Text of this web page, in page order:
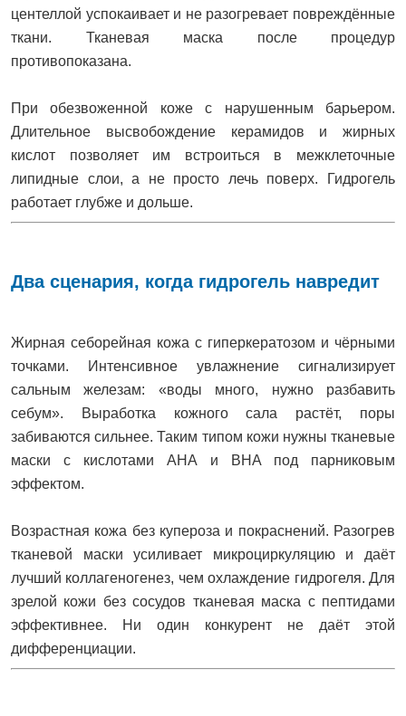
центеллой успокаивает и не разогревает повреждённые
ткани. Тканевая маска после процедур
противопоказана.
При обезвоженной коже с нарушенным барьером.
Длительное высвобождение керамидов и жирных
кислот позволяет им встроиться в межклеточные
липидные слои, а не просто лечь поверх. Гидрогель
работает глубже и дольше.
Два сценария, когда гидрогель навредит
Жирная себорейная кожа с гиперкератозом и чёрными
точками. Интенсивное увлажнение сигнализирует
сальным железам: «воды много, нужно разбавить
себум». Выработка кожного сала растёт, поры
забиваются сильнее. Таким типом кожи нужны тканевые
маски с кислотами AHA и BHA под парниковым
эффектом.
Возрастная кожа без купероза и покраснений. Разогрев
тканевой маски усиливает микроциркуляцию и даёт
лучший коллагеногенез, чем охлаждение гидрогеля. Для
зрелой кожи без сосудов тканевая маска с пептидами
эффективнее. Ни один конкурент не даёт этой
дифференциации.